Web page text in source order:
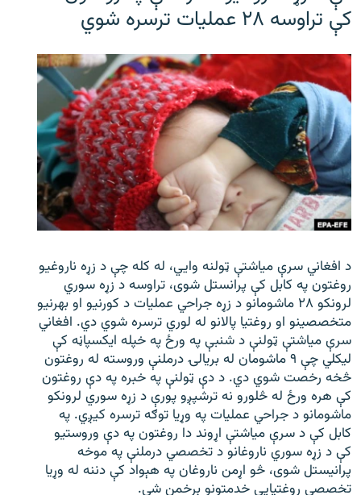
کې تراوسه ۲۸ عملیات ترسره شوي
د افغاني سرې میاشتې ټولنه وایي، له کله چې د زړه ناروغیو
روغتون په کابل کې پرانستل شوی، تراوسه د زړه سوري
لرونکو ۲۸ ماشومانو د زړه جراحي عملیات د کورنیو او بهرنیو
متخصصینو او روغتیا پالانو له لوري ترسره شوي دي. افغاني
سرې میاشتې ټولنې د شنبې په ورځ په خپله ایکسپاڼه کې
لیکلي چې ۹ ماشومان له بریالۍ درملنې وروسته له روغتون
څخه رخصت شوي دي. د دې ټولنې په خبره په دې روغتون
کې هره ورځ له څلورو نه ترشپږو پورې د زړه سوري لرونکو
ماشومانو د جراحي عملیات په وړیا توګه ترسره کیږي. په
کابل کې د سرې میاشتې اړوند دا روغتون په دې وروستیو
کې د زړه سوري ناروغانو د تخصصي درملنې په موخه
پرانیستل شوی، څو اړمن ناروغان په هېواد کې دننه له وړیا
تخصصي روغتیايي خدمتونو برخمن شي.